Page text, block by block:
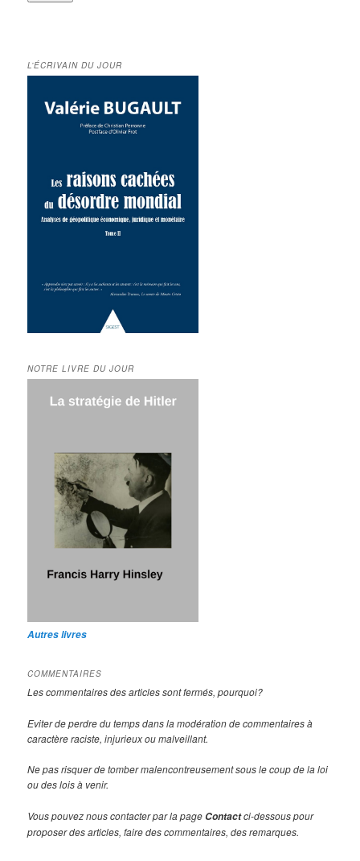
L’ÉCRIVAIN DU JOUR
NOTRE LIVRE DU JOUR
Autres livres
COMMENTAIRES
Les commentaires des articles sont fermés, pourquoi?
Eviter de perdre du temps dans la modération de commentaires à
caractère raciste, injurieux ou malveillant.
Ne pas risquer de tomber malencontreusement sous le coup de la loi
ou des lois à venir.
Vous pouvez nous contacter par la page Contactci-dessous pour
proposer des articles, faire des commentaires, des remarques.